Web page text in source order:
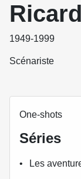
1949-1999
Scénariste
One-shots
Séries
Les